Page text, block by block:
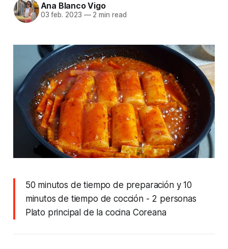
Ana Blanco Vigo
03 feb. 2023 —2 min read
50 minutos de tiempo de preparación y 10
minutos de tiempo de cocción- 2 personas
Plato principal de la cocina Coreana